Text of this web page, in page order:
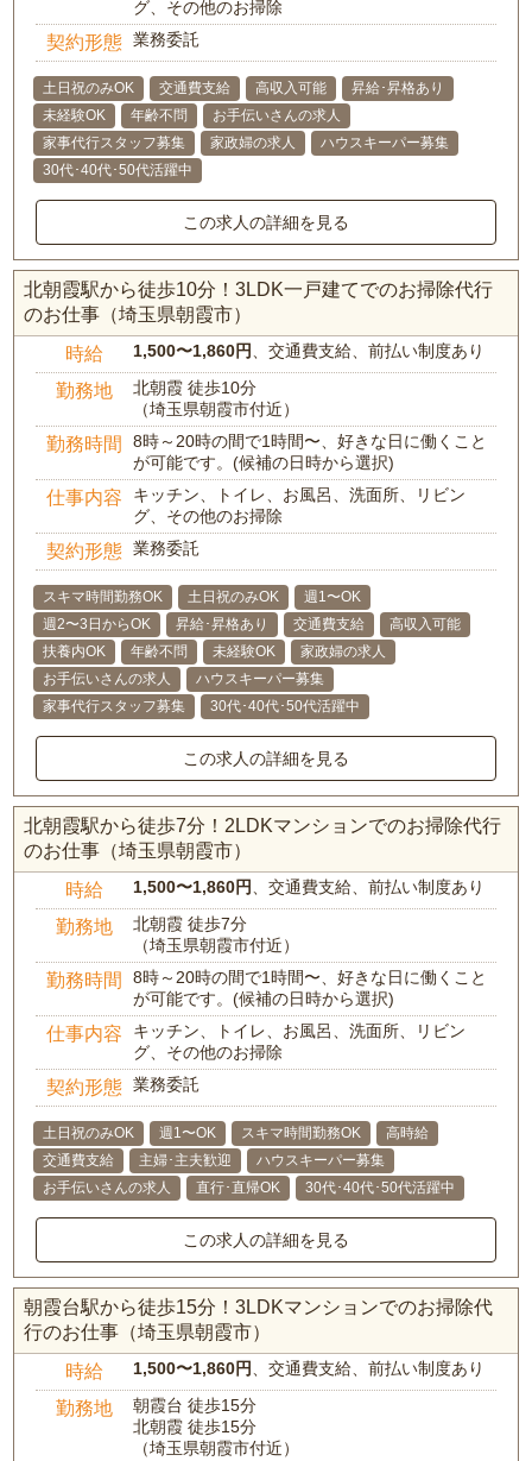
グ、その他のお掃除
契約形態 業務委託
土日祝のみOK 交通費支給 高収入可能
昇給･昇格あり
未経験OK
年齢不問
お手伝いさんの求人
家事代行スタッフ募集
家政婦の求人
ハウスキーパー募集
30代･40代･50代活躍中
この求人の詳細を見る
北朝霞駅から徒歩10分！3LDK一戸建てでのお掃除代行
のお仕事（埼玉県朝霞市）
時給 1,500〜1,860円、交通費支給、前払い制度あり
勤務地
北朝霞 徒歩10分
（埼玉県朝霞市付近）
勤務時間
8時～20時の間で1時間〜、好きな日に働くこと
が可能です。(候補の日時から選択)
仕事内容
キッチン、トイレ、お風呂、洗面所、リビン
グ、その他のお掃除
契約形態 業務委託
スキマ時間勤務OK 土日祝のみOK
週1〜OK
週2〜3日からOK
昇給･昇格あり 交通費支給
高収入可能
扶養内OK
年齢不問 未経験OK
家政婦の求人
お手伝いさんの求人
ハウスキーパー募集
家事代行スタッフ募集
30代･40代･50代活躍中
この求人の詳細を見る
北朝霞駅から徒歩7分！2LDKマンションでのお掃除代行
のお仕事（埼玉県朝霞市）
時給 1,500〜1,860円、交通費支給、前払い制度あり
勤務地
北朝霞 徒歩7分
（埼玉県朝霞市付近）
勤務時間
8時～20時の間で1時間〜、好きな日に働くこと
が可能です。(候補の日時から選択)
仕事内容
キッチン、トイレ、お風呂、洗面所、リビン
グ、その他のお掃除
契約形態 業務委託
土日祝のみOK 週1〜OK スキマ時間勤務OK
高時給
交通費支給
主婦･主夫歓迎
ハウスキーパー募集
お手伝いさんの求人
直行･直帰OK 30代･40代･50代活躍中
この求人の詳細を見る
朝霞台駅から徒歩15分！3LDKマンションでのお掃除代
行のお仕事（埼玉県朝霞市）
時給 1,500〜1,860円、交通費支給、前払い制度あり
勤務地
朝霞台 徒歩15分
北朝霞 徒歩15分
（埼玉県朝霞市付近）